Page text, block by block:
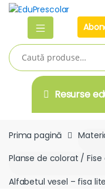
Skip
navigation
Skip
Caută
după:
Resurse
Prima pagină
Planse de colorat / Fise
Alfabetul vesel – fisa